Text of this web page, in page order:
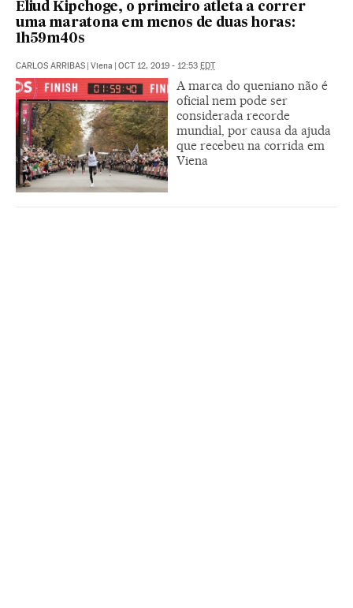
Eliud Kipchoge, o primeiro atleta a correr
uma maratona em menos de duas horas:
1h59m40s
CARLOS ARRIBAS | Viena | OCT 12, 2019 - 12:53 EDT
A marca do queniano não é
oficial nem pode ser
considerada recorde
mundial, por causa da ajuda
que recebeu na corrida em
Viena